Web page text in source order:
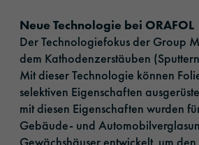
Neue Technologie bei ORAFOL
Der Technologiefokus der Group
dem Kathodenzerstäuben
Mit dieser Technologie können
selektiven Eigenschaften
mit diesen Eigenschaften wurden
Gebäude- und
Gewächshäuser entwickelt, um